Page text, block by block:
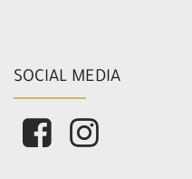
SOCIAL MEDIA